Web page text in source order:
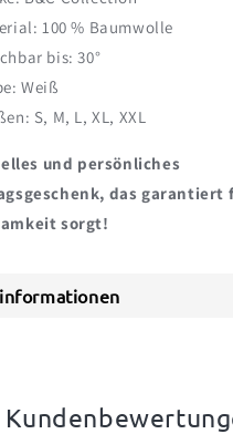
100 % Baumwolle
bis: 30°
Weiß
S, M, L, XL, XXL
und persönliches
das garantiert
sorgt!